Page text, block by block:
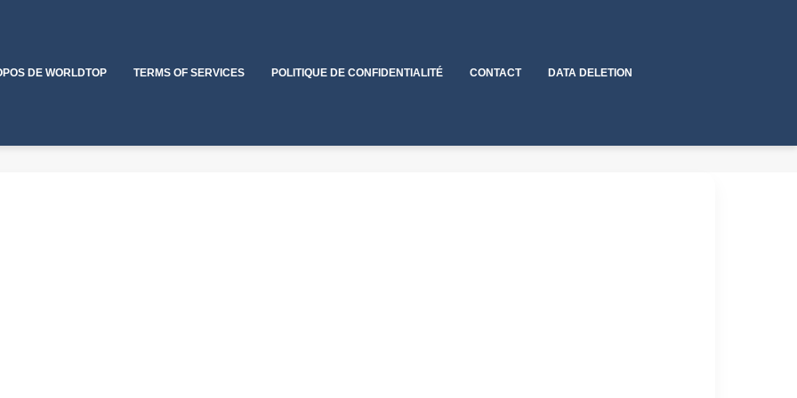
DE WORLDTOP TERMS OF SERVICES POLITIQUE DE CONFIDENTIALITÉ CONTACT DATA DELETION